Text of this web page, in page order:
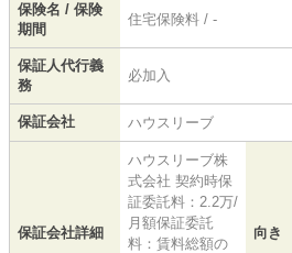
保険名 / 保険
期間
住宅保険料 / -
保証人代行義
務
必加入
保証会社 ハウスリーブ
保証会社詳細
ハウスリーブ株
式会社 契約時保
証委託料：2.2万/
月額保証委託
料：賃料総額の
向き